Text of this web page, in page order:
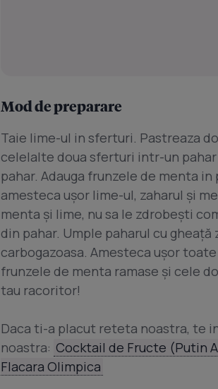
Mod de preparare
Taie lime-ul in sferturi. Pastreaza
celelalte doua sferturi intr-un
pahar. Adauga frunzele de menta
amesteca ușor lime-ul, zaharul și
menta și lime, nu sa le zdrobești
din pahar. Umple paharul cu
carbogazoasa. Amesteca ușor
frunzele de menta ramase și cele
tau racoritor!
Daca ti-a placut reteta noastra, te
noastra: Cocktail de Fructe (Putin
Flacara Olimpica